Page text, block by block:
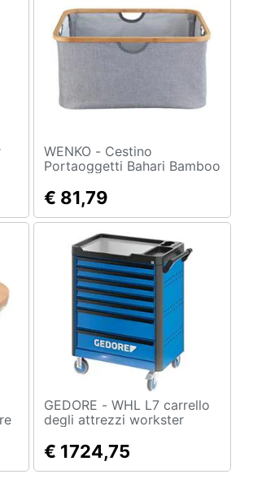
WENKO - Cestino
Portaoggetti Bahari Bamboo
€ 81,79
GEDORE - WHL L7 carrello
degli attrezzi workster
€ 1724,75